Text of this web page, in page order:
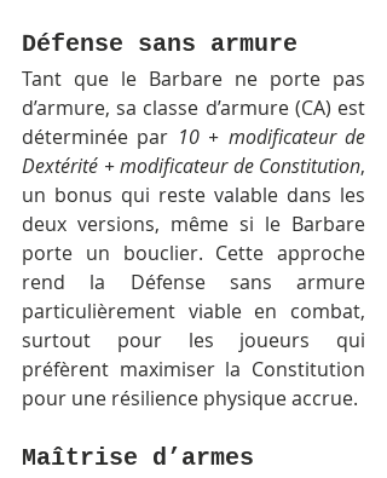
Défense sans armure
Tant que le Barbare ne porte pas
d’armure, sa classe d’armure (CA) est
déterminée par 10 + modificateur de
Dextérité + modificateur de Constitution,
un bonus qui reste valable dans les
deux versions, même si le Barbare
porte un bouclier. Cette approche
rend la Défense sans armure
particulièrement viable en combat,
surtout pour les joueurs qui
préfèrent maximiser la Constitution
pour une résilience physique accrue.
Maîtrise d’armes